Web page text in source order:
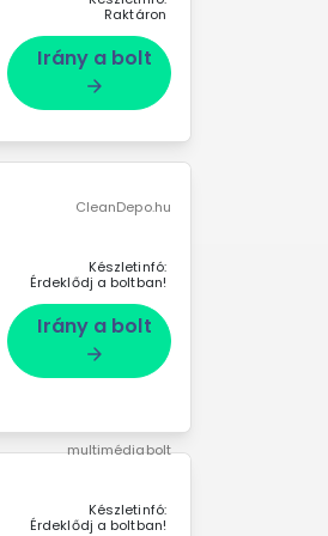
Raktáron
Irány a bolt
arrow_forward
CleanDepo.hu
Készletinfó:
Érdeklődj a boltban!
Irány a bolt
arrow_forward
multimédiabolt
Készletinfó:
Érdeklődj a boltban!